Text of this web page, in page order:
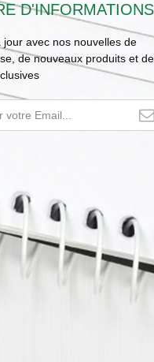
D'INFORMATIONS
jour avec nos nouvelles de
de nouveaux produits et